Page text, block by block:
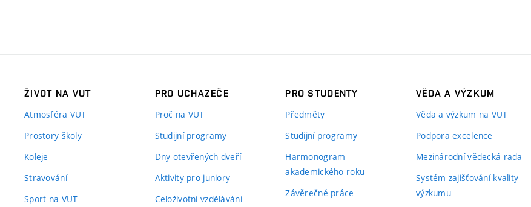
ŽIVOT NA VUT
Atmosféra VUT
Prostory školy
Koleje
Stravování
Sport na VUT
PRO UCHAZEČE
Proč na VUT
Studijní programy
Dny otevřených dveří
Aktivity pro juniory
Celoživotní vzdělávání
PRO STUDENTY
Předměty
Studijní programy
Harmonogram
akademického roku
Závěrečné práce
VĚDA A VÝZKUM
Věda a výzkum na VUT
Podpora excelence
Mezinárodní vědecká rada
Systém zajišťování kvality
výzkumu